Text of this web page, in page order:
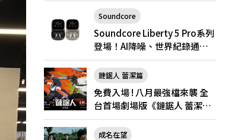
Soundcore
Soundcore Liberty 5 Pro
Soundcore Liberty 5 Pro系列
登場！AI降噪、世界紀錄通
話，Pro與Pro Max怎麼選？
鏈鋸人 蕾潔篇
免費入場 ! 八月最強檔來襲 全
台首場劇場版《鏈鋸人 蕾潔
篇》快閃店就在新光三越台北
南西一館8/6限定登場
成名在望